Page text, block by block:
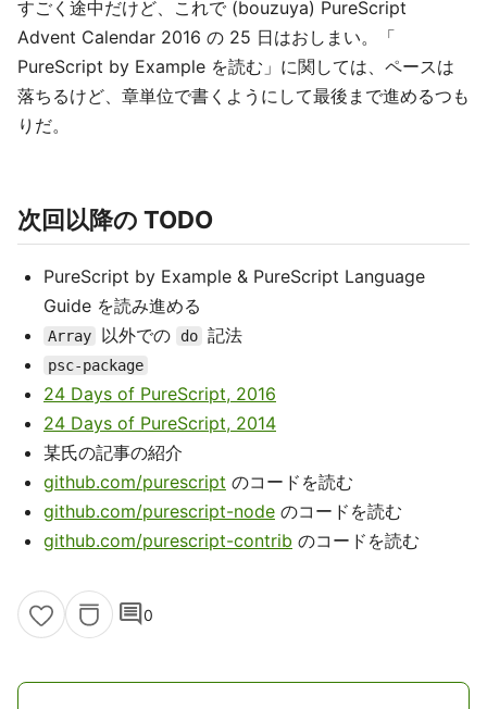
すごく途中だけど、これで (bouzuya) PureScript
Advent Calendar 2016 の 25 日はおしまい。「
PureScript by Example を読む」に関しては、ペースは
落ちるけど、章単位で書くようにして最後まで進めるつも
りだ。
次回以降の TODO
PureScript by Example & PureScript Language
Guide を読み進める
Array 以外での do 記法
psc-package
24 Days of PureScript, 2016
24 Days of PureScript, 2014
某氏の記事の紹介
github.com/purescript のコードを読む
github.com/purescript-node のコードを読む
github.com/purescript-contrib のコードを読む
comment0